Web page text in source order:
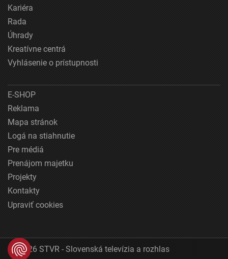
Kariéra
Rada
Úhrady
Kreatívne centrá
Vyhlásenie o prístupnosti
E-SHOP
Reklama
Mapa stránok
Logá na stiahnutie
Pre médiá
Prenájom majetku
Projekty
Kontakty
Upraviť cookies
© 2026 STVR - Slovenská televízia a rozhlas